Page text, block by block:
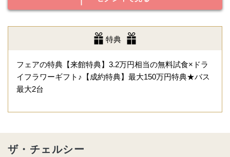
特典
フェアの特典【来館特典】3.2万円相当の無料試食×ドラ
イフラワーギフト♪【成約特典】最大150万円特典★バス
最大2台
ザ・チェルシー